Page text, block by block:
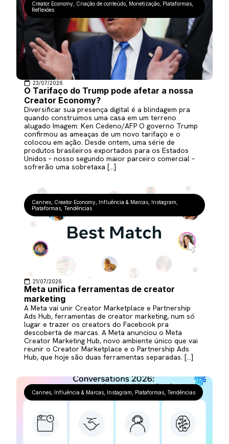
Creator Economy Criação de conteúdo Monetização Plataformas
Reflexões
23/07/2026
O Tarifaço do Trump pode afetar a nossa
Creator Economy?
Diversificar sua presença digital é a blindagem pra
quando construimos uma casa em um terreno
alugado Imagem: Ken Cedeno/AFP O governo Trump
confirmou as ameaças de um novo tarifaço e o
colocou em ação. Desde ontem, uma série de
produtos brasileiros exportados para os Estados
Unidos – nosso segundo maior parceiro comercial –
sofrerão uma sobretaxa […]
Cannes Creator Economy Influência & Marcas Instagram
Plataformas ,Tendências
21/07/2026
Meta unifica ferramentas de creator
marketing
A Meta vai unir Creator Marketplace e Partnership
Ads Hub, ferramentas de creator marketing, num só
lugar e trazer os creators do Facebook pra
descoberta de marcas. A Meta anunciou o Meta
Creator Marketing Hub, novo ambiente único que vai
reunir o Creator Marketplace e o Partnership Ads
Hub, que hoje são duas ferramentas separadas. […]
Cannes Influência & Marcas Instagram Plataformas ,Tendências